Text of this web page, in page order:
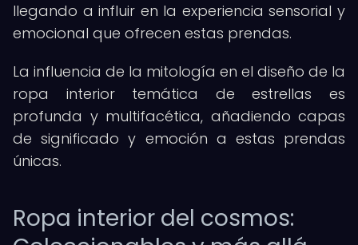
llegando a influir en la experiencia sensorial y
emocional que ofrecen estas prendas.
La influencia de la mitología en el diseño de la
ropa interior temática de estrellas es
profunda y multifacética, añadiendo capas
de significado y emoción a estas prendas
únicas.
Ropa interior del cosmos: